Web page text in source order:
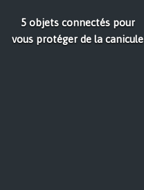
5 objets connectés pour
vous protéger de la canicule